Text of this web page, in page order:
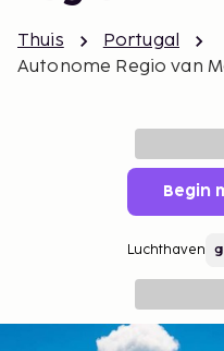
Thuis
Portugal
Autonome Regio van
Begin
Luchthaven